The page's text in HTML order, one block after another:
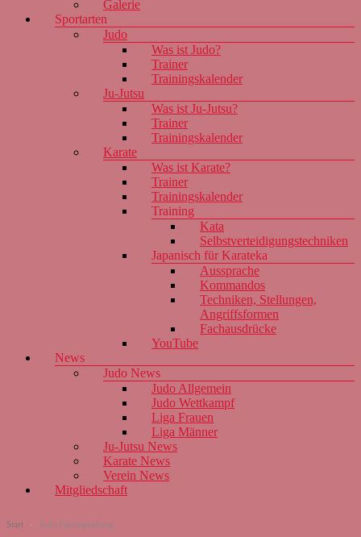
Galerie
Sportarten
Judo
Was ist Judo?
Trainer
Trainingskalender
Ju-Jutsu
Was ist Ju-Jutsu?
Trainer
Trainingskalender
Karate
Was ist Karate?
Trainer
Trainingskalender
Training
Kata
Selbstverteidigungstechniken
Japanisch für Karateka
Aussprache
Kommandos
Techniken, Stellungen,
Angriffsformen
Fachausdrücke
YouTube
News
Judo News
Judo Allgemein
Judo Wettkampf
Liga Frauen
Liga Männer
Ju-Jutsu News
Karate News
Verein News
Mitgliedschaft
Start - Judo Gürtelprüfung